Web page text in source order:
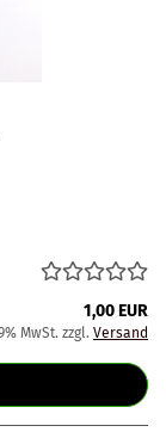
1,00 EUR
MwSt. zzgl. Versand